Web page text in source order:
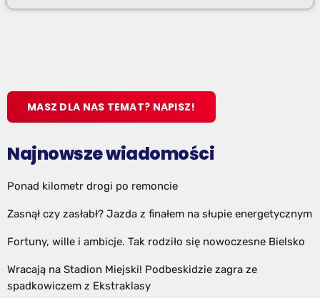
MASZ DLA NAS TEMAT? NAPISZ!
Najnowsze wiadomości
Ponad kilometr drogi po remoncie
Zasnął czy zasłabł? Jazda z finałem na słupie energetycznym
Fortuny, wille i ambicje. Tak rodziło się nowoczesne Bielsko
Wracają na Stadion Miejski! Podbeskidzie zagra ze
spadkowiczem z Ekstraklasy